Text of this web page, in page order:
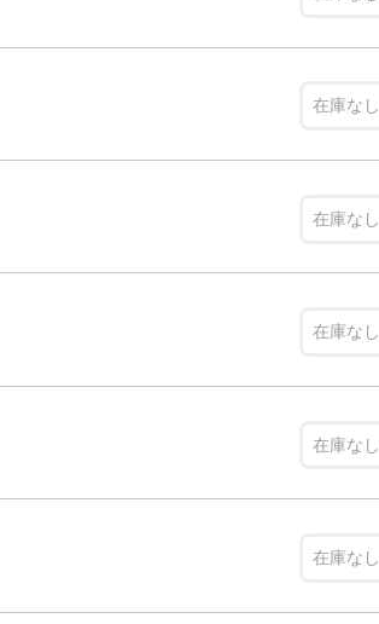
在庫なし
在庫なし
在庫なし
在庫なし
在庫なし